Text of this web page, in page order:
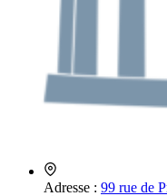
Adresse : 99 rue de